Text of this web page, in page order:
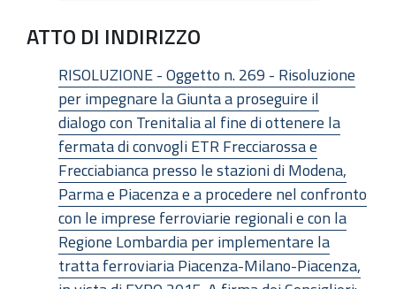
ATTO DI INDIRIZZO
RISOLUZIONE - Oggetto n. 269 - Risoluzione
per impegnare la Giunta a proseguire il
dialogo con Trenitalia al fine di ottenere la
fermata di convogli ETR Frecciarossa e
Frecciabianca presso le stazioni di Modena,
Parma e Piacenza e a procedere nel confronto
con le imprese ferroviarie regionali e con la
Regione Lombardia per implementare la
tratta ferroviaria Piacenza-Milano-Piacenza,